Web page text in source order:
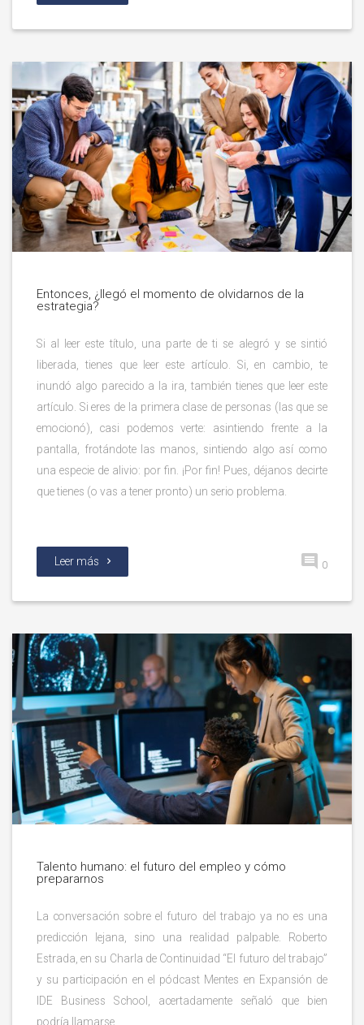
Entonces, ¿llegó el momento de olvidarnos de la
estrategia?
Si al leer este título, una parte de ti se alegró y se sintió
liberada, tienes que leer este artículo. Si, en cambio, te
inundó algo parecido a la ira, también tienes que leer este
artículo. Si eres de la primera clase de personas (las que se
emocionó), casi podemos verte: asintiendo frente a la
pantalla, frotándote las manos, sintiendo algo así como
una especie de alivio: por fin. ¡Por fin! Pues, déjanos decirte
que tienes (o vas a tener pronto) un serio problema.
Leer más 0
Talento humano: el futuro del empleo y cómo
prepararnos
La conversación sobre el futuro del trabajo ya no es una
predicción lejana, sino una realidad palpable. Roberto
Estrada, en su Charla de Continuidad “El futuro del trabajo”
y su participación en el pódcast Mentes en Expansión de
IDE Business School, acertadamente señaló que bien
podría llamarse